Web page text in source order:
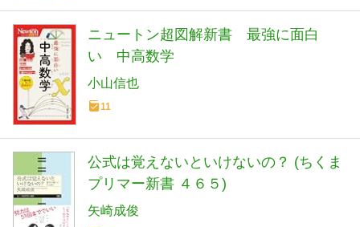
ニュートン超図解新書 最強に面白
い 中高数学
小山信也
11
公式は覚えないといけないの？ (ちくま
プリマー新書 ４６５)
矢崎成俊